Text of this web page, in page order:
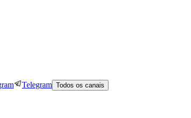
Telegram Todos os canais